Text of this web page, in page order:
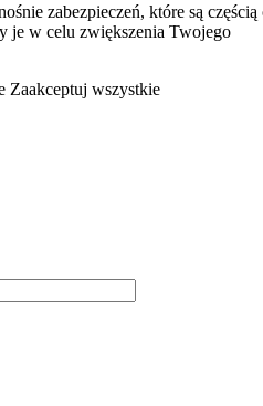
zabezpieczeń, które są
je w celu zwiększenia Twojego
Zaakceptuj wszystkie